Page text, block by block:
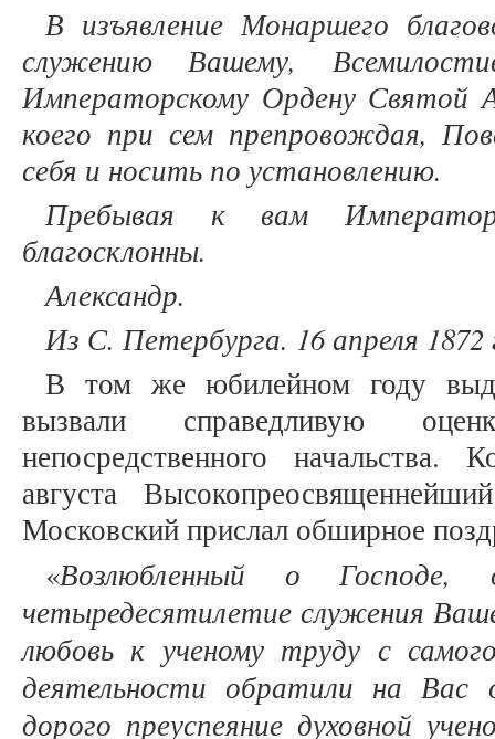
В изъявление Монаршего
служению Вашему,
Императорскому Ордену Святой
коего при сем препровождая,
себя и носить по установлению.
Пребывая к вам
благосклонны.
Александр.
Из С. Петербурга. 16 апреля 1872
В том же юбилейном году
вызвали справедливую
непосредственного
августа
Московский прислал обширное
«Возлюбленный о Господе,
четыредесятилетие служения
любовь к ученому труду с
деятельности обратили на Вас
дорого преуспеяние духовной